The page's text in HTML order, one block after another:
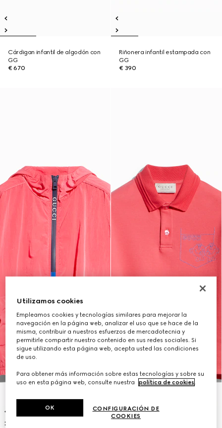
Cárdigan infantil de algodón con
GG
€ 670
Riñonera infantil estampada con
GG
€ 390
Utilizamos cookies
Empleamos cookies y tecnologías similares para mejorar la
navegación en la página web, analizar el uso que se hace de la
misma, contribuir a nuestros esfuerzos de mercadotecnia y
permitirle compartir nuestro contenido en sus redes sociales. Si
sigue utilizando esta página web, acepta usted las condiciones
de uso.
Para obtener más información sobre estas tecnologías y sobre su
uso en esta página web, consulte nuestra
política de cookies.
CONFIGURACIÓN DE
COOKIES
OK